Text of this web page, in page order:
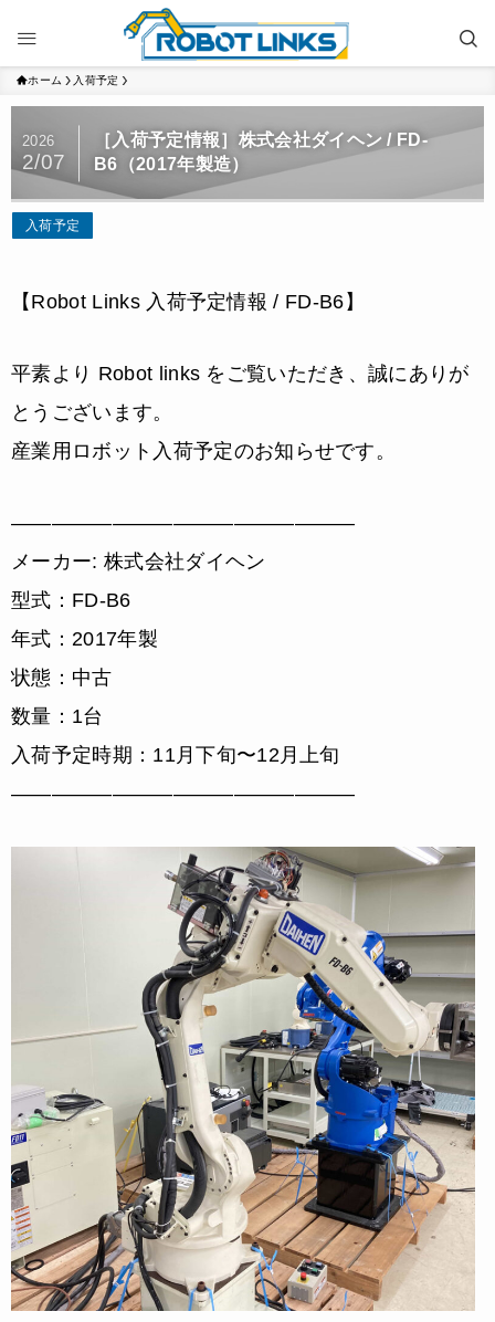
ホーム 入荷予定
［入荷予定情報］株式会社ダイヘン / FD-
B6（2017年製造）
2026
2/07
入荷予定
【Robot Links 入荷予定情報 / FD-B6】
平素より Robot links をご覧いただき、誠にありが
とうございます。
産業用ロボット入荷予定のお知らせです。
—————————————————
メーカー: 株式会社ダイヘン
型式：FD-B6
年式：2017年製
状態：中古
数量：1台
入荷予定時期：11月下旬〜12月上旬
—————————————————